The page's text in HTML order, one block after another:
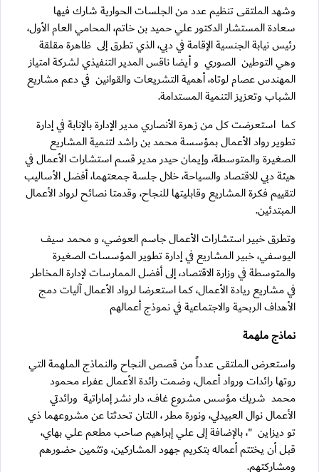
وشهد الملتقى تنظيم عدد من الجلسات الحوارية شارك فيها
سعادة المستشار الدكتور علي حميد بن خاتم، المحامي العام الأول،
رئيس نيابة الجنسية الإقامة في دبي، الذي تطرق إلى ظاهرة مقلقة
وهي التوطين الصوري و أيضا ناقس المدير التنفيذي لشركة امتياز
المهندس عصام لوتاه، أهمية التشريعات والقوانين في دعم مشاريع
الشباب وتعزيز التنمية المستدامة.
كما استعرضت كل من زهرة الأنصاري مدير الإدارة بالإنابة في إدارة
تطوير رواد الأعمال بمؤسسة محمد بن راشد لتنمية المشاريع
الصغيرة والمتوسطة، وإيمان حيدر مدير قسم استشارات الأعمال في
هيئة دبي للاقتصاد والسياحة، خلال جلسة جمعتهما، أفضل الأساليب
لتقييم فكرة المشاريع وقابليتها للنجاح، وقدمتا نصائح لرواد الأعمال
المبتدئين.
وتطرق خبير استشارات الأعمال جاسم العوضي، و محمد سيف
اليوسفي، خبير المشاريع في إدارة تطوير المؤسسات الصغيرة
والمتوسطة في وزارة الاقتصاد، إلى أفضل الممارسات لإدارة المخاطر
في مشاريع ريادة الأعمال، كما استعرضا لرواد الأعمال آليات دمج
الأهداف الربحية والاجتماعية في نموذج أعمالهم
نماذج ملهمة
واستعرض الملتقى عدداً من قصص النجاح والنماذج الملهمة التي
روتها رائدات ورواد أعمال، وضمت رائدة الأعمال عفراء محمود
محمد شريك مؤسس مشروع غاف، دار نشر إماراتية ورائدتي
الأعمال نوال العبيدلي، ونورة مطر ، اللتان تحدثتا عن مشروعهما ذي
تو ديزاين "، بالإضافة إلى علي إبراهيم صاحب مطعم علي بهاي،
قبل أن يختتم أعماله بتكريم جهود المشاركين، وتثمين حضورهم
ومشاركتهم.